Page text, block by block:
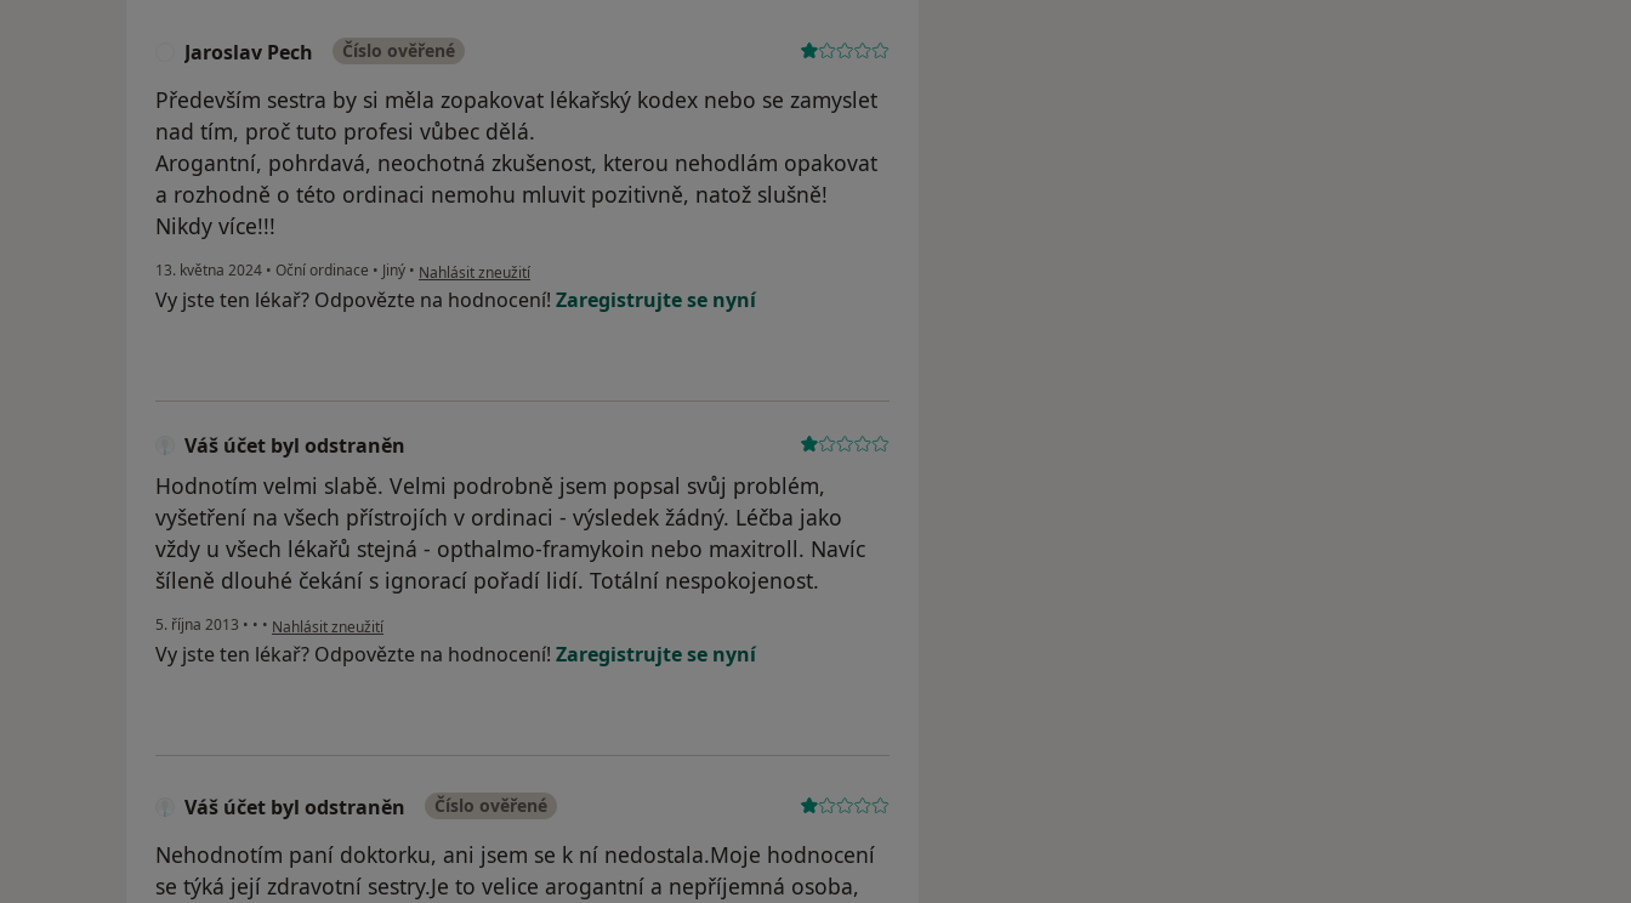
Jaroslav Pech Číslo ověřené
Především sestra by si měla zopakovat lékařský kodex nebo se zamyslet
nad tím, proč tuto profesi vůbec dělá.
Arogantní, pohrdavá, neochotná zkušenost, kterou nehodlám opakovat
a rozhodně o této ordinaci nemohu mluvit pozitivně, natož slušně!
Nikdy více!!!
13. května 2024 • Oční ordinace • Jiný • podle názoru uživatele Jaroslav Pech
Nahlásit zneužití
Vy jste ten lékař? Odpovězte na hodnocení! Zaregistrujte se nyní
Váš účet byl odstraněn
Hodnotím velmi slabě. Velmi podrobně jsem popsal svůj problém,
vyšetření na všech přístrojích v ordinaci - výsledek žádný. Léčba jako
vždy u všech lékařů stejná - opthalmo-framykoin nebo maxitroll. Navíc
šíleně dlouhé čekání s ignorací pořadí lidí. Totální nespokojenost.
5. října 2013 • • • podle názoru uživatele Váš účet byl odstraněn
Nahlásit zneužití
Vy jste ten lékař? Odpovězte na hodnocení! Zaregistrujte se nyní
Váš účet byl odstraněn Číslo ověřené
Nehodnotím paní doktorku, ani jsem se k ní nedostala.Moje hodnocení
se týká její zdravotní sestry.Je to velice arogantní a nepříjemná osoba,